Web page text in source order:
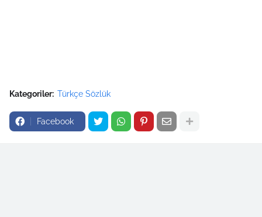
Kategoriler: Türkçe Sözlük
Facebook